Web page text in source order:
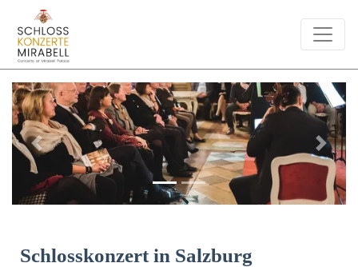
Previous Next
Schlosskonzert in Salzburg